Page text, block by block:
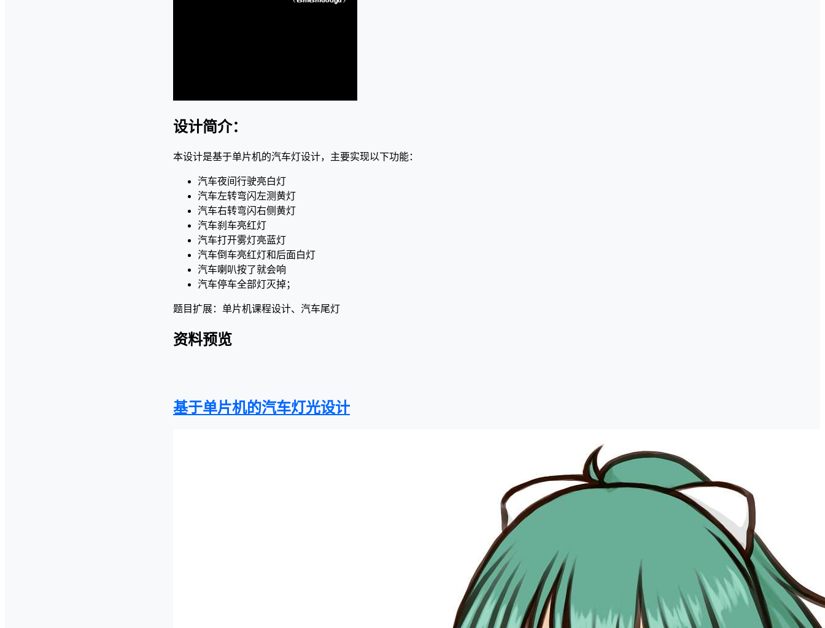
设计简介：
本设计是基于单片机的汽车灯设计，主要实现以下功能：
汽车夜间行驶亮白灯
汽车左转弯闪左测黄灯
汽车右转弯闪右侧黄灯
汽车刹车亮红灯
汽车打开雾灯亮蓝灯
汽车倒车亮红灯和后面白灯
汽车喇叭按了就会响
汽车停车全部灯灭掉；
题目扩展：单片机课程设计、汽车尾灯
资料预览
基于单片机的汽车灯光设计